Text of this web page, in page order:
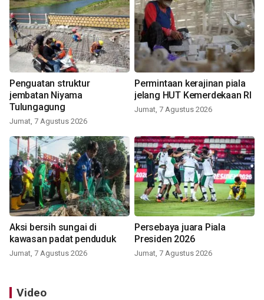
Penguatan struktur
jembatan Niyama
Tulungagung
Jumat, 7 Agustus 2026
Permintaan kerajinan piala
jelang HUT Kemerdekaan RI
Jumat, 7 Agustus 2026
Aksi bersih sungai di
kawasan padat penduduk
Jumat, 7 Agustus 2026
Persebaya juara Piala
Presiden 2026
Jumat, 7 Agustus 2026
Video